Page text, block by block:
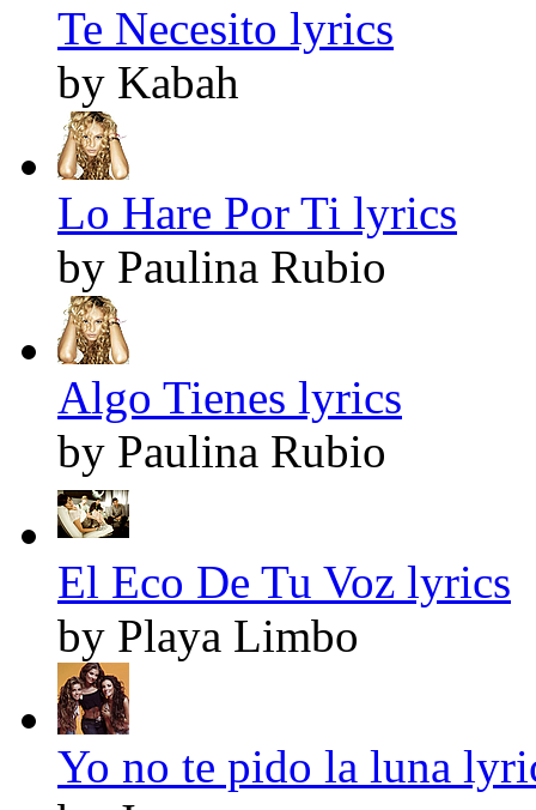
Te Necesito lyrics
by Kabah
Lo Hare Por Ti lyrics
by Paulina Rubio
Algo Tienes lyrics
by Paulina Rubio
El Eco De Tu Voz lyrics
by Playa Limbo
Yo no te pido la luna